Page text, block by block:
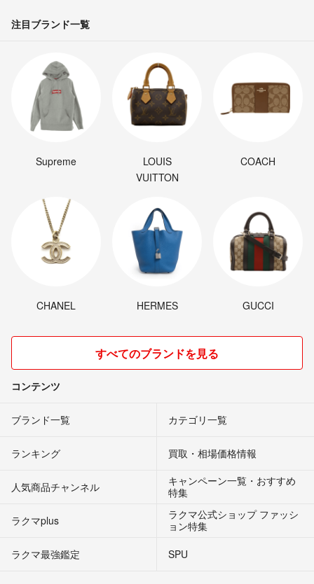
注目ブランド一覧
Supreme
LOUIS
VUITTON
COACH
CHANEL HERMES GUCCI
すべてのブランドを見る
コンテンツ
ブランド一覧 カテゴリ一覧
ランキング 買取・相場価格情報
人気商品チャンネル
キャンペーン一覧・おすすめ
特集
ラクマplus
ラクマ公式ショップ ファッシ
ョン特集
ラクマ最強鑑定
SPU